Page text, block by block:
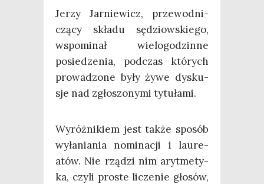
Jerzy Jar­nie­wicz, prze­wod­ni­
czą­cy skła­du sędziow­skie­go,
wspo­mi­nał wie­lo­go­dzin­ne
posie­dze­nia, pod­czas któ­rych
pro­wa­dzo­ne były żywe dys­ku­
sje nad zgło­szo­ny­mi tytułami.
Wyróż­ni­kiem jest tak­że spo­sób
wyła­nia­nia nomi­na­cji i lau­re­
atów. Nie rzą­dzi nim aryt­me­ty­
ka, czy­li pro­ste licze­nie gło­sów,